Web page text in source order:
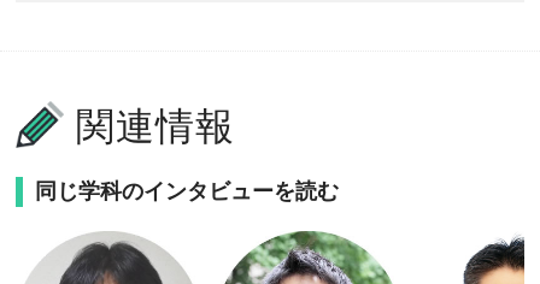
関連情報
同じ学科のインタビューを読む